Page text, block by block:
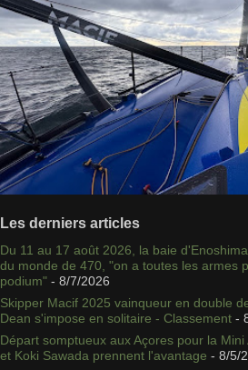
Les derniers articles
Du 11 au 17 août 2026, la baie
du monde de 470, "on a toutes les armes
podium" - 8/7/2026
Skipper Macif 2025 vainqueur en double
Dean s'impose en solitaire - Classement -
Départ somptueux aux Açores pour la
et Koki Sawada prennent l'avantage - 8/5/